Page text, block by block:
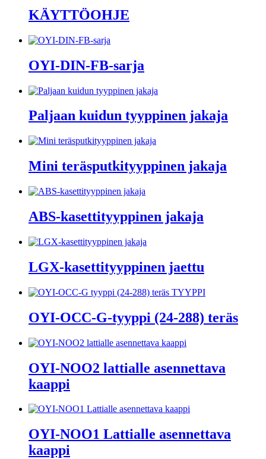
KÄYTTÖOHJE
OYI-DIN-FB-sarja
Paljaan kuidun tyyppinen jakaja
Mini teräsputkityyppinen jakaja
ABS-kasettityyppinen jakaja
LGX-kasettityyppinen jaettu
OYI-OCC-G-tyyppi (24-288) teräs
OYI-NOO2 lattialle asennettava
kaappi
OYI-NOO1 Lattialle asennettava
kaappi